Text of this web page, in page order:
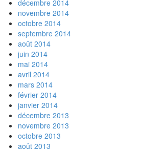
décembre 2014
novembre 2014
octobre 2014
septembre 2014
août 2014
juin 2014
mai 2014
avril 2014
mars 2014
février 2014
janvier 2014
décembre 2013
novembre 2013
octobre 2013
août 2013